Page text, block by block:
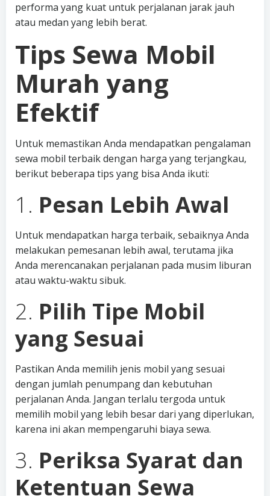
performa yang kuat untuk perjalanan jarak jauh
atau medan yang lebih berat.
Tips Sewa Mobil
Murah yang
Efektif
Untuk memastikan Anda mendapatkan pengalaman
sewa mobil terbaik dengan harga yang terjangkau,
berikut beberapa tips yang bisa Anda ikuti:
1. Pesan Lebih Awal
Untuk mendapatkan harga terbaik, sebaiknya Anda
melakukan pemesanan lebih awal, terutama jika
Anda merencanakan perjalanan pada musim liburan
atau waktu-waktu sibuk.
2. Pilih Tipe Mobil
yang Sesuai
Pastikan Anda memilih jenis mobil yang sesuai
dengan jumlah penumpang dan kebutuhan
perjalanan Anda. Jangan terlalu tergoda untuk
memilih mobil yang lebih besar dari yang diperlukan,
karena ini akan mempengaruhi biaya sewa.
3. Periksa Syarat dan
Ketentuan Sewa